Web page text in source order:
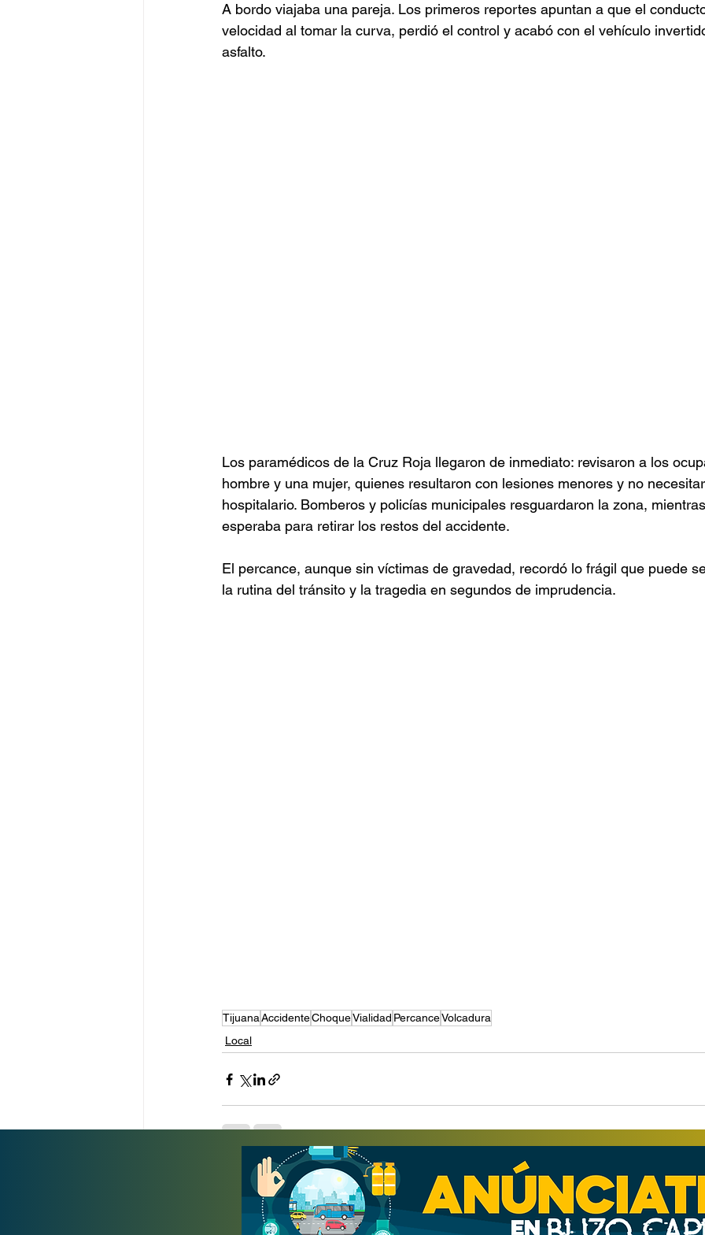
A bordo viajaba una pareja. Los primeros reportes apuntan a que el
velocidad al tomar la curva, perdió el control y acabó con el vehículo
asfalto.
Los paramédicos de la Cruz Roja llegaron de inmediato: revisaron a los
hombre y una mujer, quienes resultaron con lesiones menores y no
hospitalario. Bomberos y policías municipales resguardaron la zona,
esperaba para retirar los restos del accidente.
El percance, aunque sin víctimas de gravedad, recordó lo frágil que puede
la rutina del tránsito y la tragedia en segundos de imprudencia.
TijuanaAccidenteChoqueVialidad PercanceVolcadura
Local
Entradas recientes